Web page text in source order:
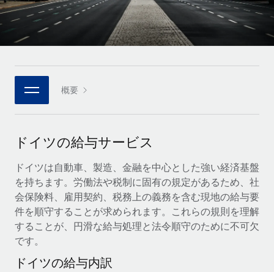
プラットフォーム
チームのための人事の基本機能を内蔵
接続 新しい
当社のMCPを使用して、あらゆるAIツールをRemoteに接続
統合
基本的なビジネスツールを活用して業務プロセスを効率化す
専門家に相談
グローバル人事・コンプライアンスの専門サポート
バックグラウンドチェック
候補者の選考プロセスをシンプルに
Compliance Watchtower
企業
大企業向けのグローバルHR
パートナーに登録
戦略的テクノロジーパートナー
グローバルな人事機能を柔軟に自社プラットフォームへ統合
当社とのパートナーシップの可能性を検討する
Remote Build 近日リリース予定
統合とAI自動化に関するコンサルティング
活用事例
HR用語集
チェックリストおよびテンプレート
職務内容ライブラリ
ウェビナー
イベント
ニュースルーム
給与・人材情報
情報センター
サポートを依頼する
すべてのリソースを表示する
Italiano
Português (Portugal)
日本語
한국어 概要
ドイツの給与サービス
ドイツは自動車、製造、金融を中心とした強い経済基盤
を持ちます。労働法や税制に固有の規定があるため、社
会保険料、雇用契約、税務上の義務を含む現地の給与要
件を順守することが求められます。これらの規則を理解
することが、円滑な給与処理と法令順守のために不可欠
です。
ドイツの給与内訳